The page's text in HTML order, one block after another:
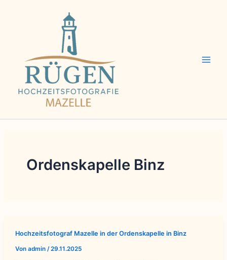
Ordenskapelle Binz
Hochzeitsfotograf Mazelle in der Ordenskapelle in Binz
Von admin /29.11.2025